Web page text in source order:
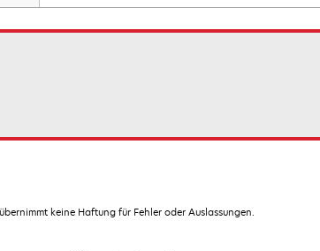
keine Haftung für Fehler oder Auslassungen.